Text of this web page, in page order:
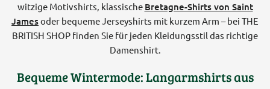
witzige Motivshirts, klassische Bretagne-Shirts von Saint
Jamesoder bequeme Jerseyshirts mit kurzem Arm – bei THE
BRITISH SHOP finden Sie für jeden Kleidungsstil das richtige
Damenshirt.
Bequeme Wintermode: Langarmshirts aus